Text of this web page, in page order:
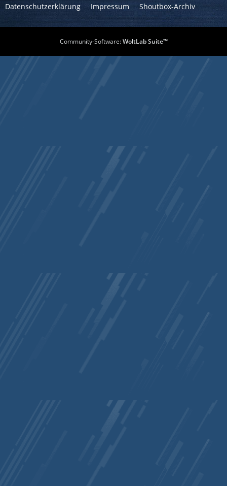
Datenschutzerklärung Impressum Shoutbox-Archiv
Community-Software:WoltLab Suite™